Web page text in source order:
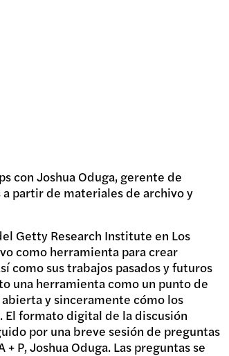
con Joshua Oduga, gerente de
partir de materiales de archivo y
Getty Research Institute en Los
como herramienta para crear
como sus trabajos pasados y futuros
una herramienta como un punto de
y sinceramente cómo los
formato digital de la discusión
por una breve sesión de preguntas
P, Joshua Oduga. Las preguntas se